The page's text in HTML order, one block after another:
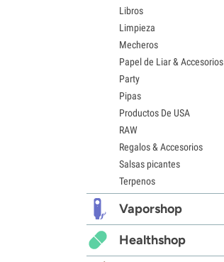
Libros
Limpieza
Mecheros
Papel de Liar & Accesorios
Party
Pipas
Productos De USA
RAW
Regalos & Accesorios
Salsas picantes
Terpenos
Vaporshop
Healthshop